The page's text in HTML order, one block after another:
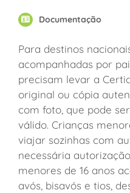
Documentação
Para destinos
acompanhadas por
precisam levar a
original ou cópia
com foto, que pode
válido. Crianças
viajar sozinhas com
necessária
menores de 16 anos
avós, bisavós e tios,